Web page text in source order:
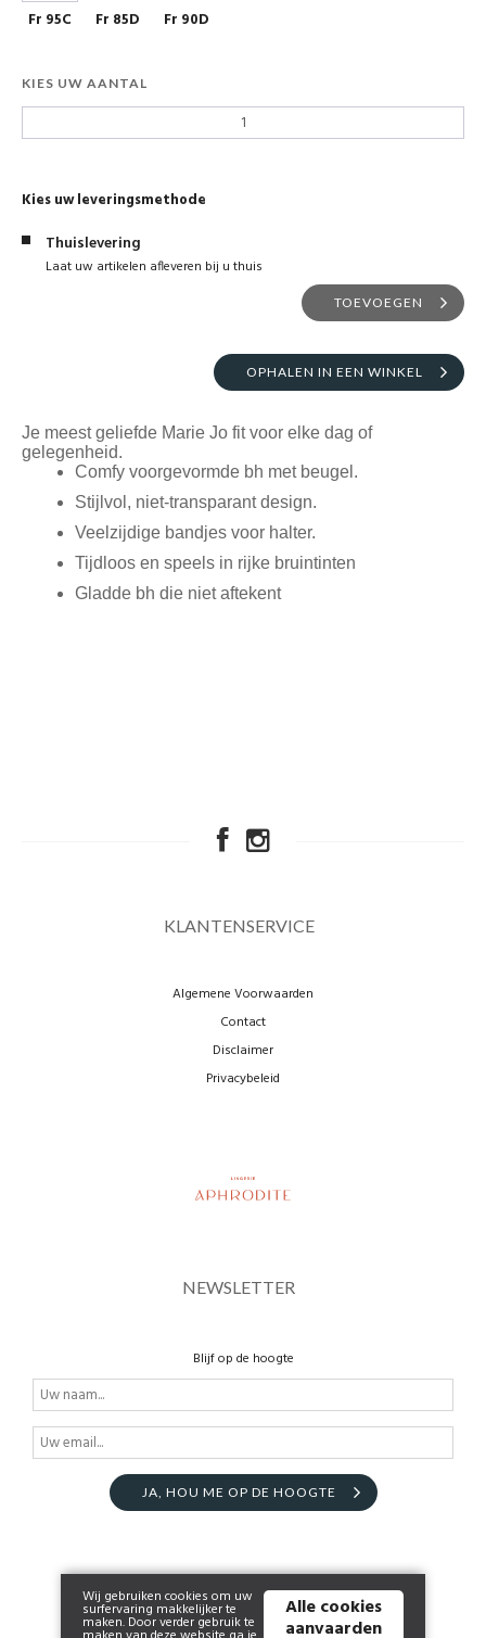
Fr 95C
Fr 85D Fr 90D
KIES UW AANTAL
Kies uw leveringsmethode
Thuislevering
Laat uw artikelen afleveren bij u thuis
TOEVOEGEN
OPHALEN IN EEN WINKEL
Je meest geliefde Marie Jo fit voor elke dag of
gelegenheid.
Comfy voorgevormde bh met beugel.
Stijlvol, niet-transparant design.
Veelzijdige bandjes voor halter.
Tijdloos en speels in rijke bruintinten
Gladde bh die niet aftekent
KLANTENSERVICE
Algemene Voorwaarden
Contact
Disclaimer
Privacybeleid
NEWSLETTER
Blijf op de hoogte
JA, HOU ME OP DE HOOGTE
Wij gebruiken cookies om uw
surfervaring makkelijker te
maken. Door verder gebruik te
Alle cookies
aanvaarden